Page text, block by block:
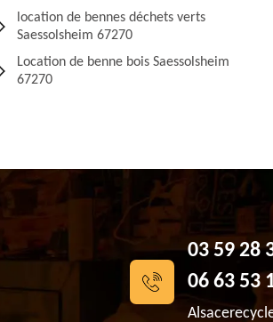
location de bennes déchets verts
Saessolsheim 67270
Location de benne bois Saessolsheim
67270
03 59 28
06 63 53